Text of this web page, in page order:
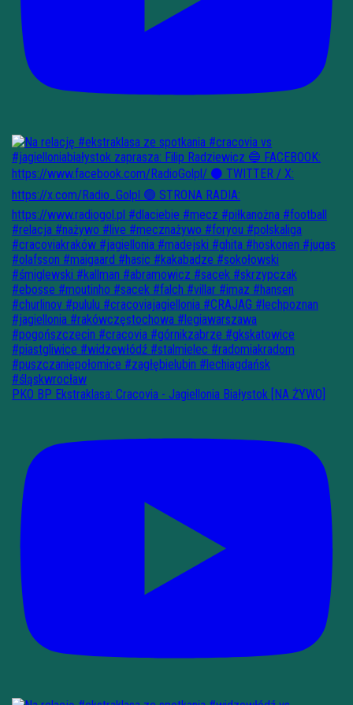
PKO BP Ekstraklasa: Cracovia - Jagiellonia Białystok [NA ŻYWO]